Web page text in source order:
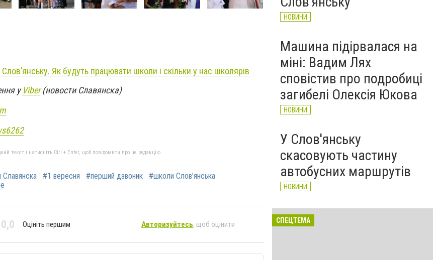
Як будуть працювати школи і скільки у нас школярів
уViber(новости Славянска)
текст і натисніть Ctrl + Enter, щоб повідомити про це редакцію
Славянска #1 вересня #перший дзвоник
#школи Слов’янська
0,0 Оцініть першим Авторизуйтесь, щоб оцінити
НОВИНИ
Машина підірвалася на
міні: Вадим Лях
сповістив про подробиці
загибелі Олексія Юкова
НОВИНИ
У Слов'янську
скасовують частину
автобусних маршрутів
НОВИНИ
СПЕЦТЕМА